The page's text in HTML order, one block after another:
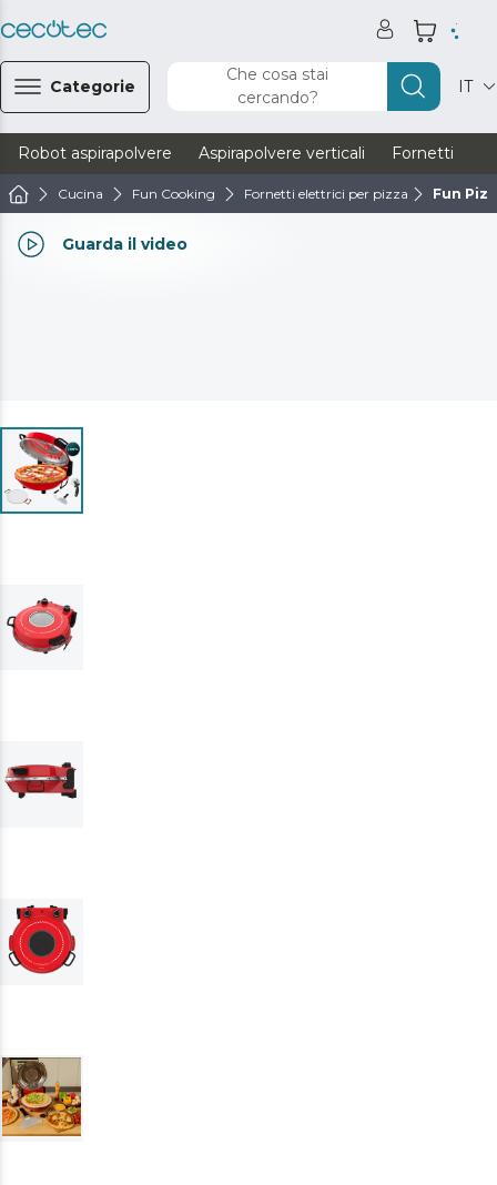
Categorie
Che cosa stai
cercando?
IT
Robot aspirapolvere Aspirapolvere verticali Fornetti
Cucina Fun Cooking Fornetti elettrici per pizza Fun
Guarda il video